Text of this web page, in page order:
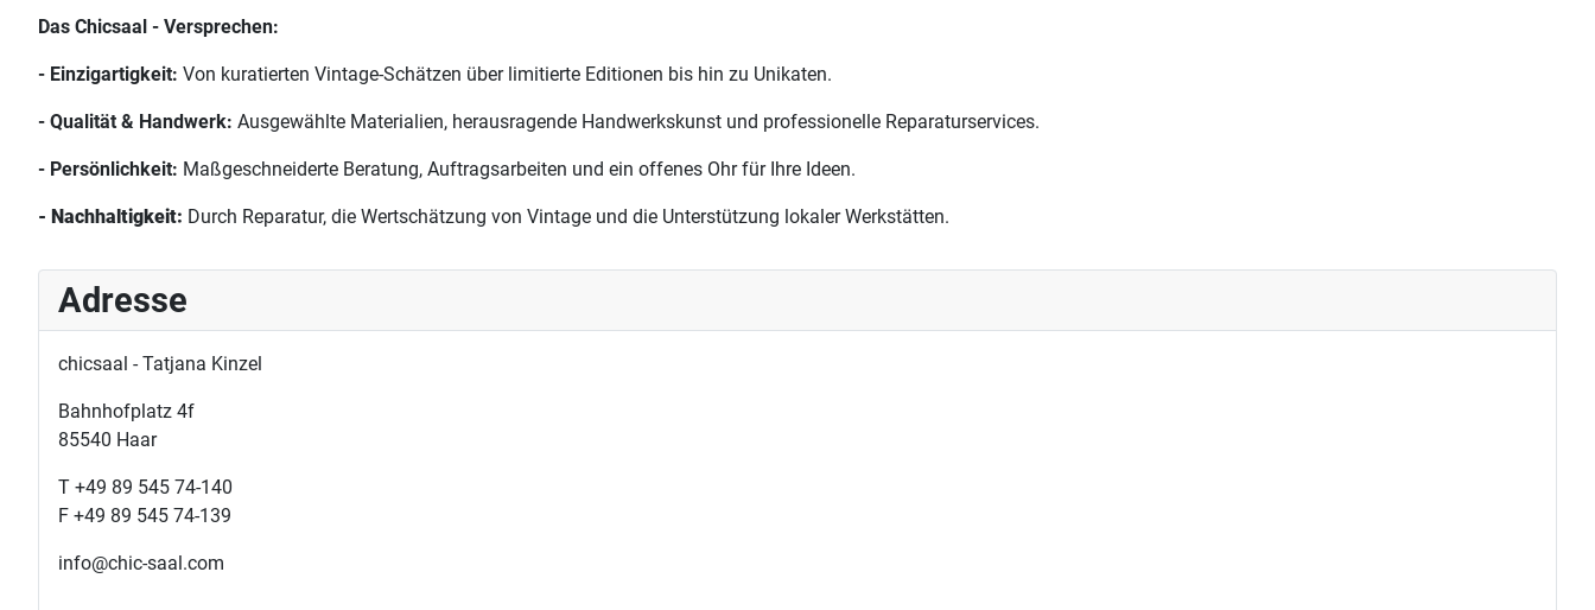
Adresse
chicsaal - Tatjana Kinzel
Bahnhofplatz 4f
85540 Haar
T +49 89 545 74-140
F +49 89 545 74-139
info@chic-saal.com
Das Chicsaal - Versprechen:
- Einzigartigkeit: Von kuratierten Vintage-Schätzen über limitierte Editionen bis hin zu Unikaten.
- Qualität & Handwerk: Ausgewählte Materialien, herausragende Handwerkskunst und professionelle Reparaturservices.
- Persönlichkeit: Maßgeschneiderte Beratung, Auftragsarbeiten und ein offenes Ohr für Ihre Ideen.
- Nachhaltigkeit: Durch Reparatur, die Wertschätzung von Vintage und die Unterstützung lokaler Werkstätten.